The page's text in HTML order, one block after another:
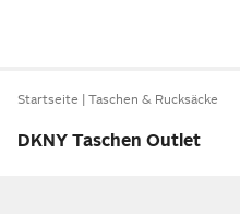
Startseite Taschen & Rucksäcke
DKNY Taschen Outlet